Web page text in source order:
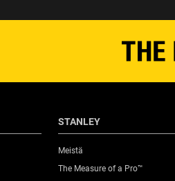
STANLEY
Meistä
The Measure of a Pro™